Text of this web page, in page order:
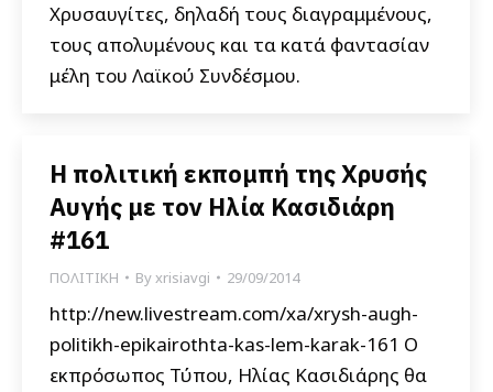
Χρυσαυγίτες, δηλαδή τους διαγραμμένους,
τους απολυμένους και τα κατά φαντασίαν
μέλη του Λαϊκού Συνδέσμου.
Η πολιτική εκπομπή της Χρυσής
Αυγής με τον Ηλία Κασιδιάρη
#161
ΠΟΛΙΤΙΚΗ Byxrisiavgi 29/09/2014
http://new.livestream.com/xa/xrysh-augh-
politikh-epikairothta-kas-lem-karak-161 Ο
εκπρόσωπος Τύπου, Ηλίας Κασιδιάρης θα